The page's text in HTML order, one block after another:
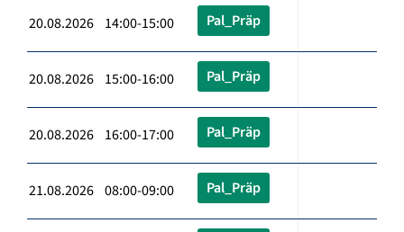
20.08.2026 14:00-15:00 Pal_Präp
20.08.2026 15:00-16:00 Pal_Präp
20.08.2026 16:00-17:00 Pal_Präp
21.08.2026 08:00-09:00 Pal_Präp